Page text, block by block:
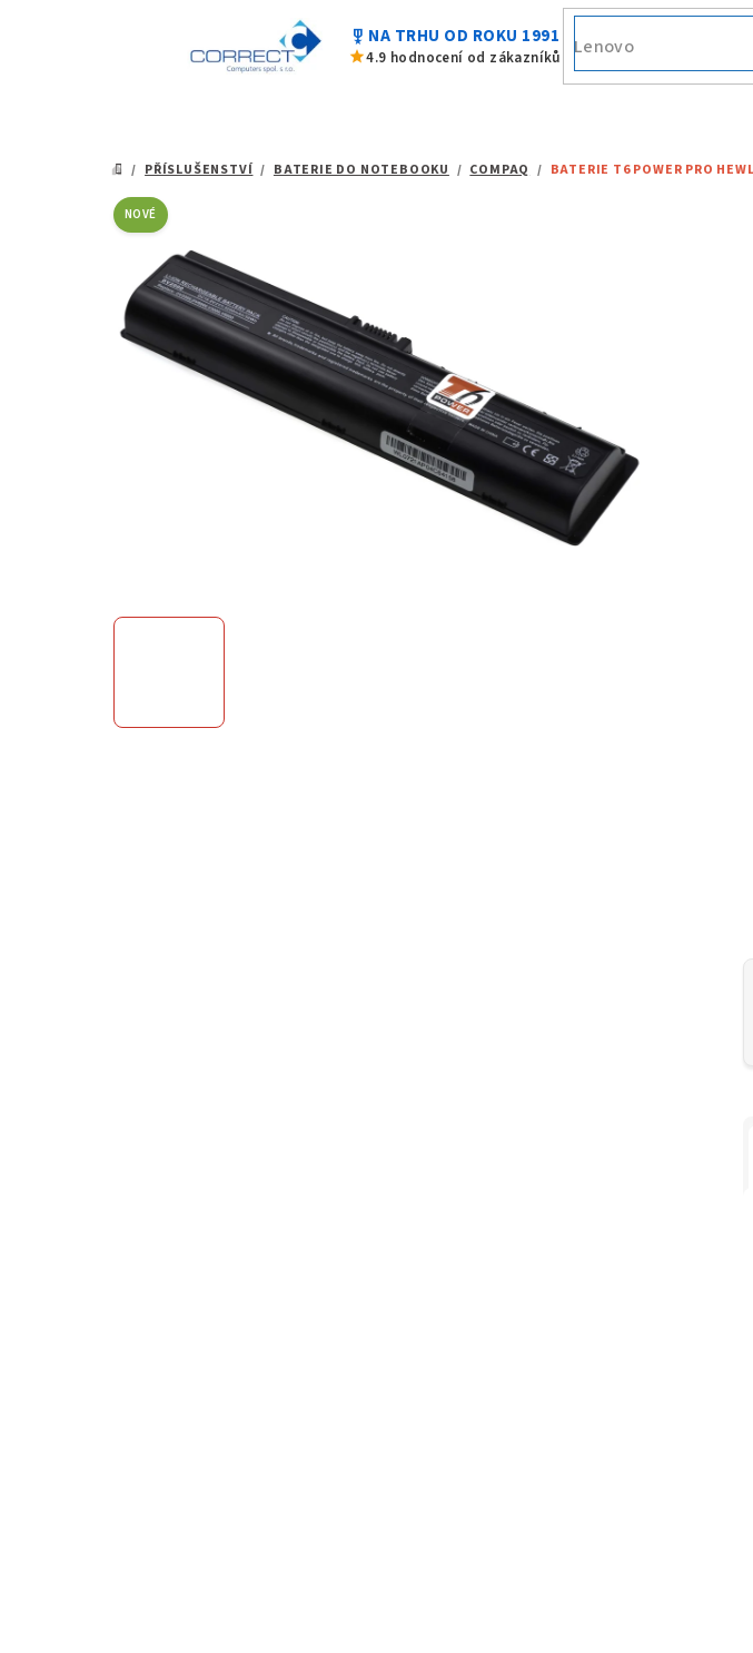
military_tech NA TRHU OD ROKU 1991
star4.9 hodnocení od zákazníků Fujitsu
DOMŮ
/ PŘÍSLUŠENSTVÍ / BATERIE DO NOTEBOOKU / COMPAQ / BATERIE T6 POWER PRO
NOVÉ
hvězdiček.